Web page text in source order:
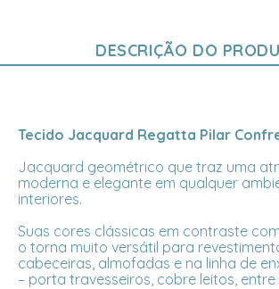
DESCRIÇÃO DO
Tecido Jacquard Regatta Pilar
Jacquard geométrico que traz uma
moderna e elegante em qualquer
interiores.
Suas cores clássicas em contraste
o torna muito versátil para
cabeceiras, almofadas e na linha de
– porta travesseiros, cobre leitos, entre